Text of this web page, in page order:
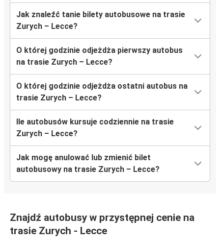
Jak znaleźć tanie bilety autobusowe na trasie
Zurych – Lecce?
O której godzinie odjeżdża pierwszy autobus
na trasie Zurych – Lecce?
O której godzinie odjeżdża ostatni autobus na
trasie Zurych – Lecce?
Ile autobusów kursuje codziennie na trasie
Zurych – Lecce?
Jak mogę anulować lub zmienić bilet
autobusowy na trasie Zurych – Lecce?
Znajdź autobusy w przystępnej cenie na
trasie Zurych - Lecce